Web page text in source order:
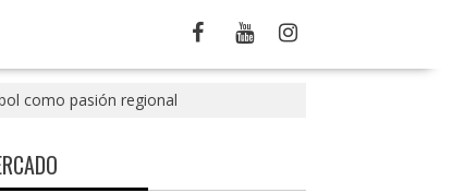
como pasión regional